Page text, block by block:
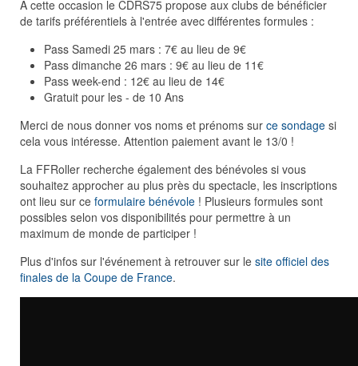
A cette occasion le CDRS75 propose aux clubs de bénéficier
de tarifs préférentiels à l'entrée avec différentes formules :
Pass Samedi 25 mars : 7€ au lieu de 9€
Pass dimanche 26 mars : 9€ au lieu de 11€
Pass week-end : 12€ au lieu de 14€
Gratuit pour les - de 10 Ans
Merci de nous donner vos noms et prénoms sur ce sondage si
cela vous intéresse. Attention paiement avant le 13/0 !
La FFRoller recherche également des bénévoles si vous
souhaitez approcher au plus près du spectacle, les inscriptions
ont lieu sur ce formulaire bénévole ! Plusieurs formules sont
possibles selon vos disponibilités pour permettre à un
maximum de monde de participer !
Plus d'infos sur l'événement à retrouver sur le site officiel des
finales de la Coupe de France.